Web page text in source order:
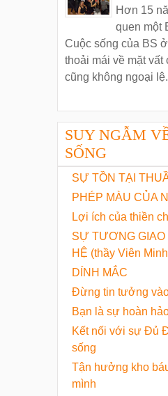
Hơn 15
quen một
Cuộc sống của BS
thoải mái về mặt vất
cũng không ngoại
SUY NGẪM
SỐNG
SỰ TỒN TẠI
PHÉP MÀU CỦA
Lợi ích của thiền
SỰ TƯƠNG GIAO
HỆ (thầy Viên
DÍNH MẮC
Đừng tin tưởng
Bạn là sự hoàn
Kết nối với sự Đủ
sống
Tận hưởng kho
mình